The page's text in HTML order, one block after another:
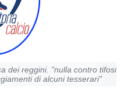
dei reggini. "nulla contro tifosi
di alcuni tesserari"